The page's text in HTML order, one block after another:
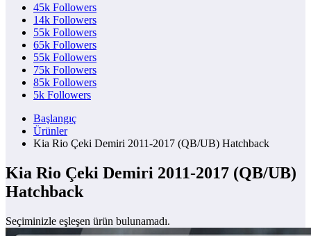
45k Followers
14k Followers
55k Followers
65k Followers
55k Followers
75k Followers
85k Followers
5k Followers
Başlangıç
Ürünler
Kia Rio Çeki Demiri 2011-2017 (QB/UB) Hatchback
Kia Rio Çeki Demiri 2011-2017 (QB/UB)
Hatchback
Seçiminizle eşleşen ürün bulunamadı.